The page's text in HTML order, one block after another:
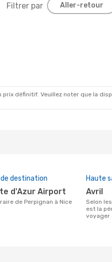
Filtrer par Aller-retour
définitif. Veuillez noter que la
destination
d'Azur Airport
de Perpignan à Nice
Haute
avril
Selon les données de recherche, avril
est la
voyager